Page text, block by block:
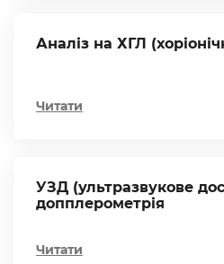
Аналіз на ХГЛ
Читати
УЗД (ультразвукове
допплерометрія
Читати